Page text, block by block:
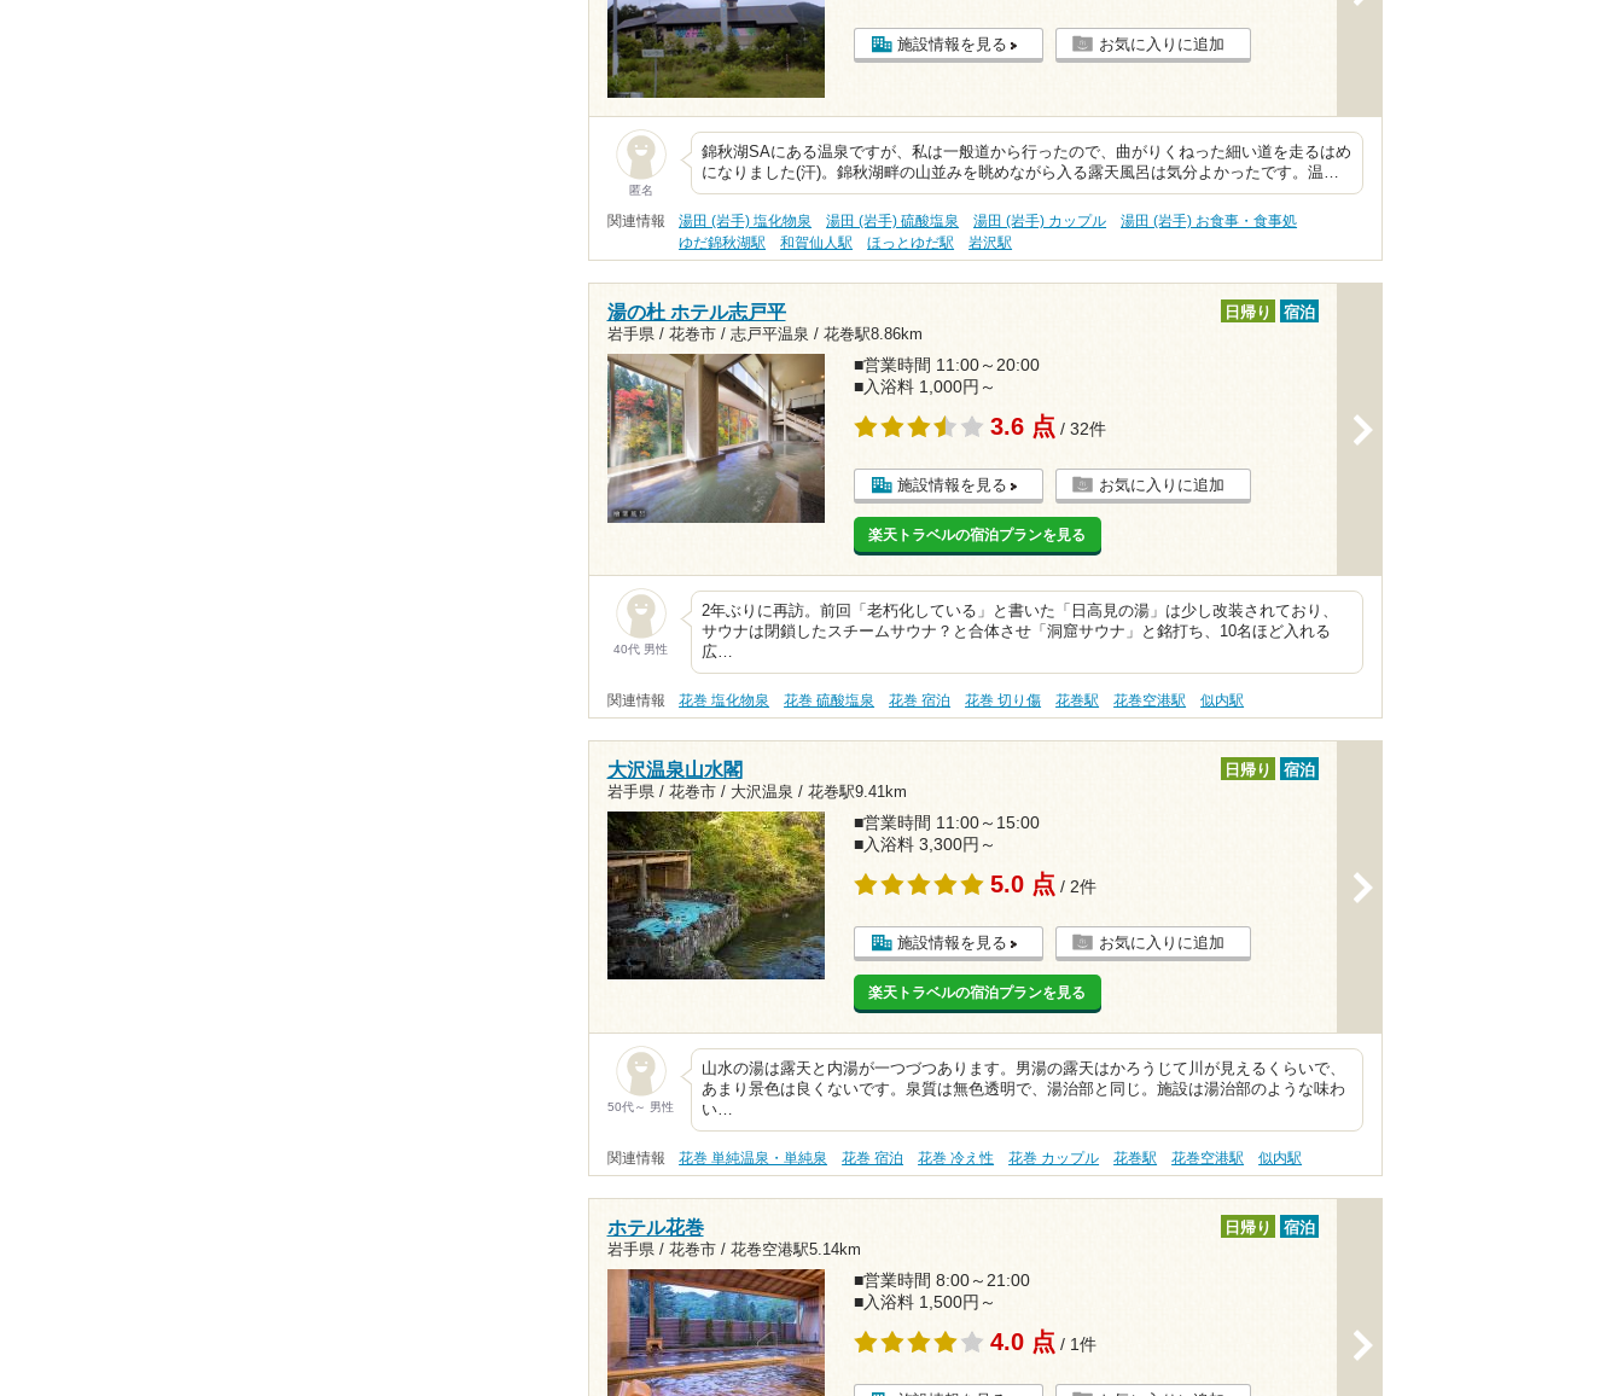
施設情報を見る お気に入りに追加
匿名
錦秋湖SAにある温泉ですが、私は一般道から行ったので、曲がりくねった細い道を走るはめ
になりました(汗)。錦秋湖畔の山並みを眺めながら入る露天風呂は気分よかったです。温…
関連情報 湯田 (岩手) 塩化物泉 湯田 (岩手) 硫酸塩泉 湯田 (岩手) カップル
湯田 (岩手) お食事・食事処
ゆだ錦秋湖駅
和賀仙人駅 ほっとゆだ駅 岩沢駅
湯の杜 ホテル志戸平
岩手県 / 花巻市 / 志戸平温泉 / 花巻駅8.86km
日帰り 宿泊
■営業時間 11:00～20:00
■入浴料 1,000円～
3.6 点 / 32件
施設情報を見る お気に入りに追加
楽天トラベルの宿泊プランを見る
40代 男性
2年ぶりに再訪。前回「老朽化している」と書いた「日高見の湯」は少し改装されており、
サウナは閉鎖したスチームサウナ？と合体させ「洞窟サウナ」と銘打ち、10名ほど入れる
広…
関連情報 花巻 塩化物泉 花巻 硫酸塩泉 花巻 宿泊 花巻 切り傷 花巻駅 花巻空港駅 似内駅
大沢温泉山水閣
岩手県 / 花巻市 / 大沢温泉 / 花巻駅9.41km
日帰り 宿泊
■営業時間 11:00～15:00
■入浴料 3,300円～
5.0 点 / 2件
施設情報を見る お気に入りに追加
楽天トラベルの宿泊プランを見る
50代～ 男性
山水の湯は露天と内湯が一つづつあります。男湯の露天はかろうじて川が見えるくらいで、
あまり景色は良くないです。泉質は無色透明で、湯治部と同じ。施設は湯治部のような味わ
い…
関連情報 花巻 単純温泉・単純泉 花巻 宿泊 花巻 冷え性 花巻 カップル 花巻駅 花巻空港駅 似内駅
ホテル花巻
岩手県 / 花巻市 / 花巻空港駅5.14km
日帰り 宿泊
■営業時間 8:00～21:00
■入浴料 1,500円～
4.0 点 / 1件